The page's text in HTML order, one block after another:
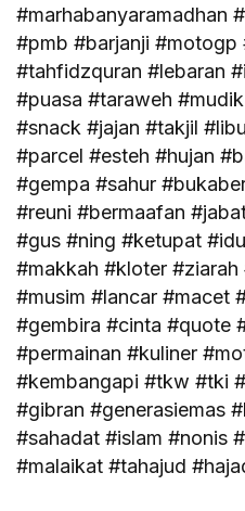
#marhabanyaramadhan
#pmb #barjanji #motogp
#tahfidzquran #lebaran
#puasa #taraweh
#snack #jajan #takjil
#parcel #esteh #hujan
#gempa #sahur
#reuni #bermaafan
#gus #ning #ketupat
#makkah #kloter
#musim #lancar #macet
#gembira #cinta #quote
#permainan #kuliner
#kembangapi #tkw #tki
#gibran #generasiemas
#sahadat #islam #nonis
#malaikat #tahajud